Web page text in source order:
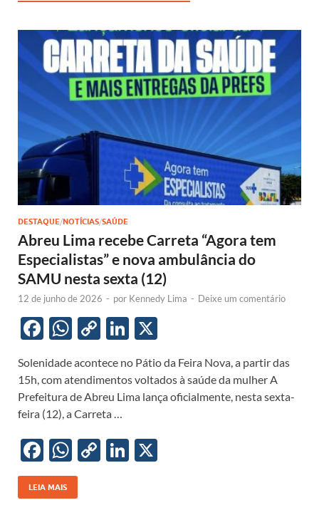
DESTAQUE/NOTÍCIAS/SAÚDE
Abreu Lima recebe Carreta “Agora tem
Especialistas” e nova ambulância do
SAMU nesta sexta (12)
12 de junho de 2026 - por Kennedy Lima - Deixe um comentário
F
e
b
o
o
k
W
at
s
A
p
p
C
p
y
Li
n
k
Li
k
e
n
Solenidade acontece no Pátio da Feira Nova, a partir das
15h, com atendimentos voltados à saúde da mulher A
Prefeitura de Abreu Lima lança oficialmente, nesta sexta-
feira (12), a Carreta …
F
ac
e
W
h
at
C
Li
LEIA MAIS